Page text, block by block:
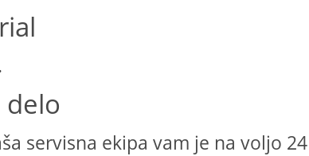
servisna ekipa vam je na voljo 24